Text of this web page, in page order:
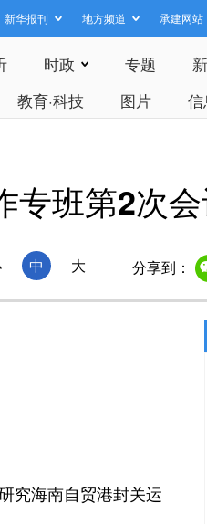
新华报刊 地方频道 承建网站
时政 专题
教育·科技 图片 信
专班第2次
中 大 分享到：
究海南自贸港封关运